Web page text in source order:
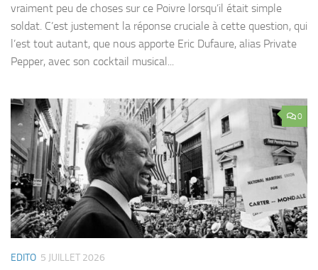
vraiment peu de choses sur ce Poivre lorsqu’il était simple
soldat. C’est justement la réponse cruciale à cette question, qui
l’est tout autant, que nous apporte Eric Dufaure, alias Private
Pepper, avec son cocktail musical...
0
EDITO 5 JUILLET 2026